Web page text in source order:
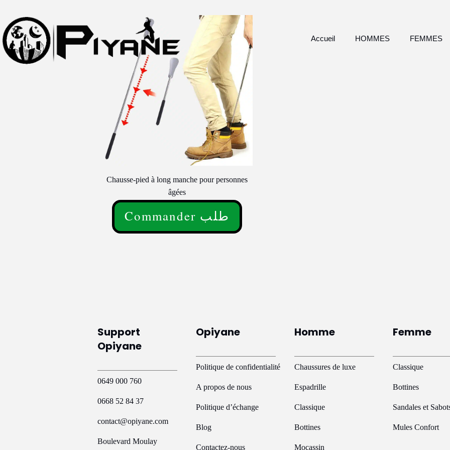
Accueil HOMMES FEMMES
Chausse-pied à long manche pour personnes
âgées
Commander طلب
Support
Opiyane
0649 000 760
0668 52 84 37
contact@opiyane.com
Boulevard Moulay
Opiyane
Politique de confidentialité
A propos de nous
Politique d’échange
Blog
Contactez-nous
Homme
Chaussures de luxe
Espadrille
Classique
Bottines
Mocassin
Femme
Classique
Bottines
Sandales et
Mules Confort